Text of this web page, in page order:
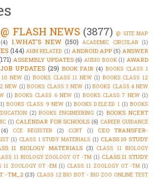
@ FLASH NEWS (3877) @ SITE MAP
(4) 1.WHAT'S NEW (150) ACADEMIC CIRCULAR (1)
(144) AHM RELATED (1) ANDROID APP (5) ANSWER
ASSEMBLY UPDATES (6) AUDIO BOOK (1) AWARD
UPDATES (29) BOOK FAIR (4) BOOKS CLASS 1
10 NEW (1) BOOKS CLASS 11 NEW (1) BOOKS CLASS 12
NEW (1) BOOKS CLASS 3 NEW (1) BOOKS CLASS 4 NEW
(1) BOOKS CLASS 6 NEW (1) BOOKS CLASS 7 NEW (1)
BOOKS CLASS 9 NEW (1) BOOKS D.ELE.ED 1 (1) BOOKS
(2) BOOKS ENGINEERING (2) BOOKS NCERT
(1) CALENDAR FOR SCHOOLS (6) CAREER GUIDANCE
(4) CCE REGISTER (2) CCRT (1)
CEO TRANSFER-
(1) CLASS 1 STUDY MATERIALS (1) CLASS 10 STUDY
11 BIOLOGY MATERIALS (3) CLASS 11 BIOLOGY
11 BIOLOGY ZOOLOGY OT -TM (1) CLASS 11 STUDY
11 ZOOLOGY OT -EM (1) CLASS 11 ZOOLOGY OT -TM (1)
-TM_2 (13) CLASS 12 BIO BOT - BIO ZOO ONLINE TEST